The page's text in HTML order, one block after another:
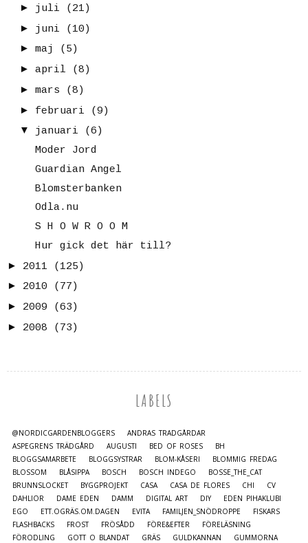
► juli
(21)
► juni
(10)
► maj
(5)
► april
(8)
► mars
(8)
► februari
(9)
▼
januari
(6)
Moder Jord
Guardian Angel
Blomsterbanken
Odla.nu
S H O W R O O M
Hur gick det här till?
► 2011
(125)
► 2010
(77)
► 2009
(63)
► 2008 (73)
LABELS
@NORDICGARDENBLOGGERS
ANDRAS TRÄDGÅRDAR
ASPEGRENS TRÄDGÅRD
AUGUSTI BED OF ROSES
BH
BLOGGSAMARBETE
BLOGGSYSTRAR BLOM-KÅSERI
BLOMMIG FREDAG
BLOSSOM
BLÅSIPPA BOSCH BOSCH INDEGO
BOSSE_THE_CAT
BRUNNSLOCKET
BYGGPROJEKT CASA CASA DE FLORES CHI
CV
DAHLIOR
DAME EDEN DAMM DIGITAL ART DIY
EDEN PIHAKLUBI
EGO
ETT.OGRÄS.OM.DAGEN EVITA FAMILJEN_SNÖDROPPE
FISKARS
FLASHBACKS
FROST FRÖSÅDD FÖRE&EFTER
FÖRELÄSNING
FÖRODLING
GOTT O BLANDAT GRÄS GULDKANNAN
GUMMORNA